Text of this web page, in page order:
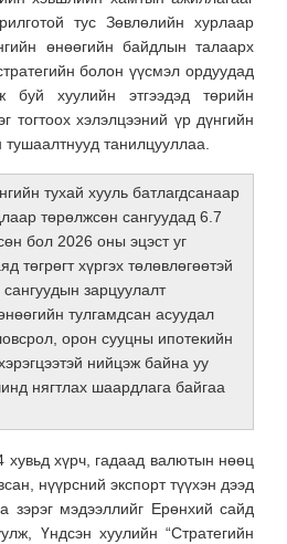
тус Зөвлөлийн хурлаар
өнөөгийн байдлын талаарх
болон үүсмэл ордуудад
буй хуулийн этгээдэд төрийн
тогтоох хэлэлцээний үр дүнгийн
танилцууллаа.
тухай хууль батлагдсанаар
төрөлжсөн сангуудад 6.7
бол 2026 оны эцэст уг
төгрөгт хүргэх төлөвлөгөөтэй
зарцуулалт
тулгамдсан асуудал
орон сууцны ипотекийн
нийцэж байна уу
нягтлах шаардлага байгаа
хувьд хүрч, гадаад валютын нөөц
нүүрсний экспорт түүхэн дээд
зэрэг мэдээллийг Ерөнхий сайд
Үндсэн хуулийн “Стратегийн